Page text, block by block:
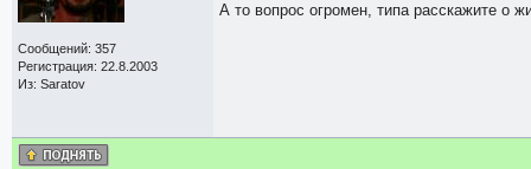
Сообщений: 357
Регистрация: 22.8.2003
Из: Saratov
А то вопрос огромен, типа расскажите о